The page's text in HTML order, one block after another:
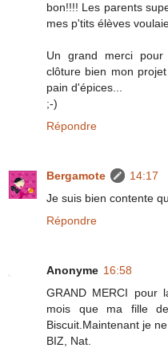
bon!!!! Les parents
mes p'tits élèves
Un grand merci
clôture bien mon
pain d'épices...
;-)
Répondre
Bergamote
14:17
Je suis bien contente
Répondre
Anonyme 16:58
GRAND MERCI pour
mois que ma fille
Biscuit.Maintenant je
BIZ, Nat.